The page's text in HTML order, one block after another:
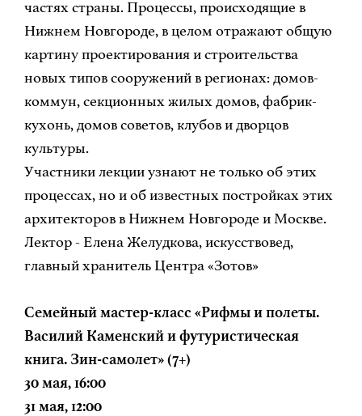
частях страны. Процессы, происходящие в
Нижнем Новгороде, в целом отражают общую
картину проектирования и строительства
новых типов сооружений в регионах: домов-
коммун, секционных жилых домов, фабрик-
кухонь, домов советов, клубов и дворцов
культуры.
Участники лекции узнают не только об этих
процессах, но и об известных постройках этих
архитекторов в Нижнем Новгороде и Москве.
Лектор - Елена Желудкова, искусствовед,
главный хранитель Центра «Зотов»
Семейный мастер-класс «Рифмы и полеты.
Василий Каменский и футуристическая
книга. Зин-самолет» (7+)
30 мая, 16:00
31 мая, 12:00